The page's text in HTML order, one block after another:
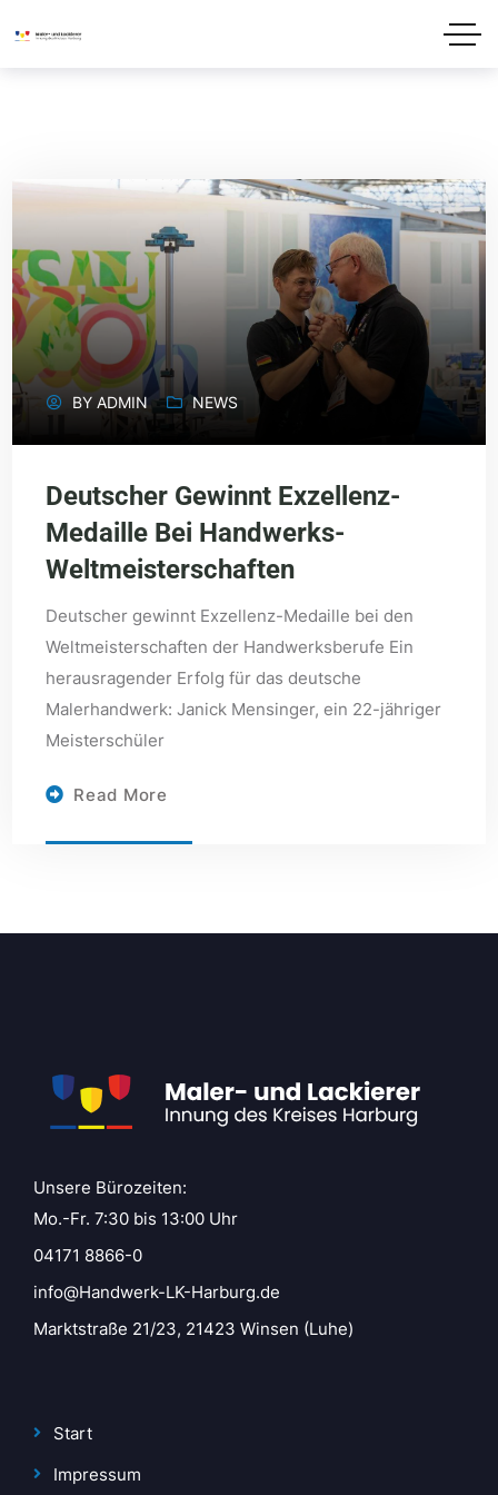
BYADMIN NEWS
Deutscher Gewinnt Exzellenz-
Medaille Bei Handwerks-
Weltmeisterschaften
Deutscher gewinnt Exzellenz-Medaille bei den
Weltmeisterschaften der Handwerksberufe Ein
herausragender Erfolg für das deutsche
Malerhandwerk: Janick Mensinger, ein 22-jähriger
Meisterschüler
Read More
Unsere Bürozeiten:
Mo.-Fr. 7:30 bis 13:00 Uhr
04171 8866-0
info@Handwerk-LK-Harburg.de
Marktstraße 21/23, 21423 Winsen (Luhe)
Start
Impressum